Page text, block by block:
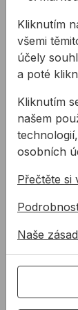
Černá
cm/mm
pravítka.
typové
Třída
Technické
Počet
Třída
Šířka:
Kliknutím
všemi
účely
a poté
Kliknutím
našem
osobních
Přečtěte si
Naše